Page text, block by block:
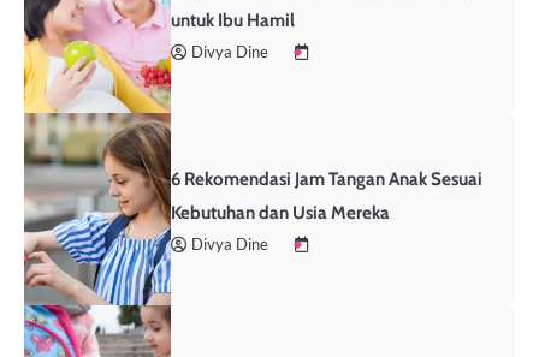
untuk Ibu Hamil
Divya Dine
6 Rekomendasi Jam Tangan Anak Sesuai
Kebutuhan dan Usia Mereka
Divya Dine